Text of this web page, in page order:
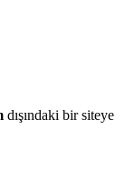
dışındaki bir siteye